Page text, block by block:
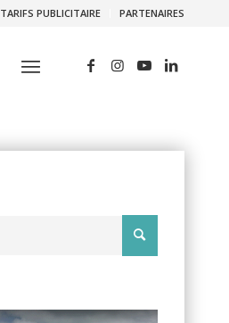
TARIFS PUBLICITAIRE PARTENAIRES